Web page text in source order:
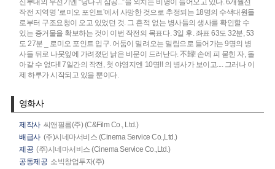
신부대의 무전기엔 “당나귀 삼공...”을 외치는 비명이 들어오고 있다. 6개월전
작전 지역명 ‘로미오 포인트’에서 사망한 것으로 추정되는 18명의 수색대원들
로부터 구조요청이 오고 있었던 것. 그 흔적 없는 병사들의 생사를 확인할 수
있는 증거물을 확보하는 것이 이번 작전의 목표다. 3일 후. 좌표 63도 32분, 53
도 27분 _ 로미오 포인트 입구. 어둠이 밀려오는 밀림으로 들어가는 9명의 병
사들 뒤로 나뭇잎에 가려졌던 낡은 비문이 드러난다. 不歸! 손에 피 묻힌 자, 돌
아갈 수 없다!! 7일간의 작전, 첫 야영지엔 10명!! 의 병사가 보이고.... 그러나 이
제 하루가 시작되고 있을 뿐이다.
영화사
제작사 씨앤필름(주) (C&Film Co., Ltd.)
배급사 (주)시네마서비스 (Cinema Service Co.,Ltd.)
제공 (주)시네마서비스 (Cinema Service Co.,Ltd.)
공동제공 소빅창업투자(주)